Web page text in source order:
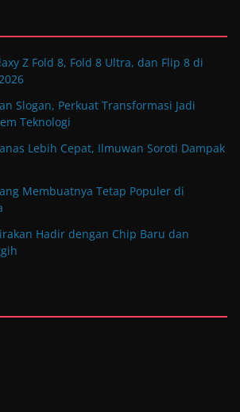
Z Fold 8, Fold 8 Ultra, dan Flip 8 di
Slogan, Perkuat Transformasi Jadi
Teknologi
Lebih Cepat, Ilmuwan Soroti Dampak
Membuatnya Tetap Populer di
Hadir dengan Chip Baru dan